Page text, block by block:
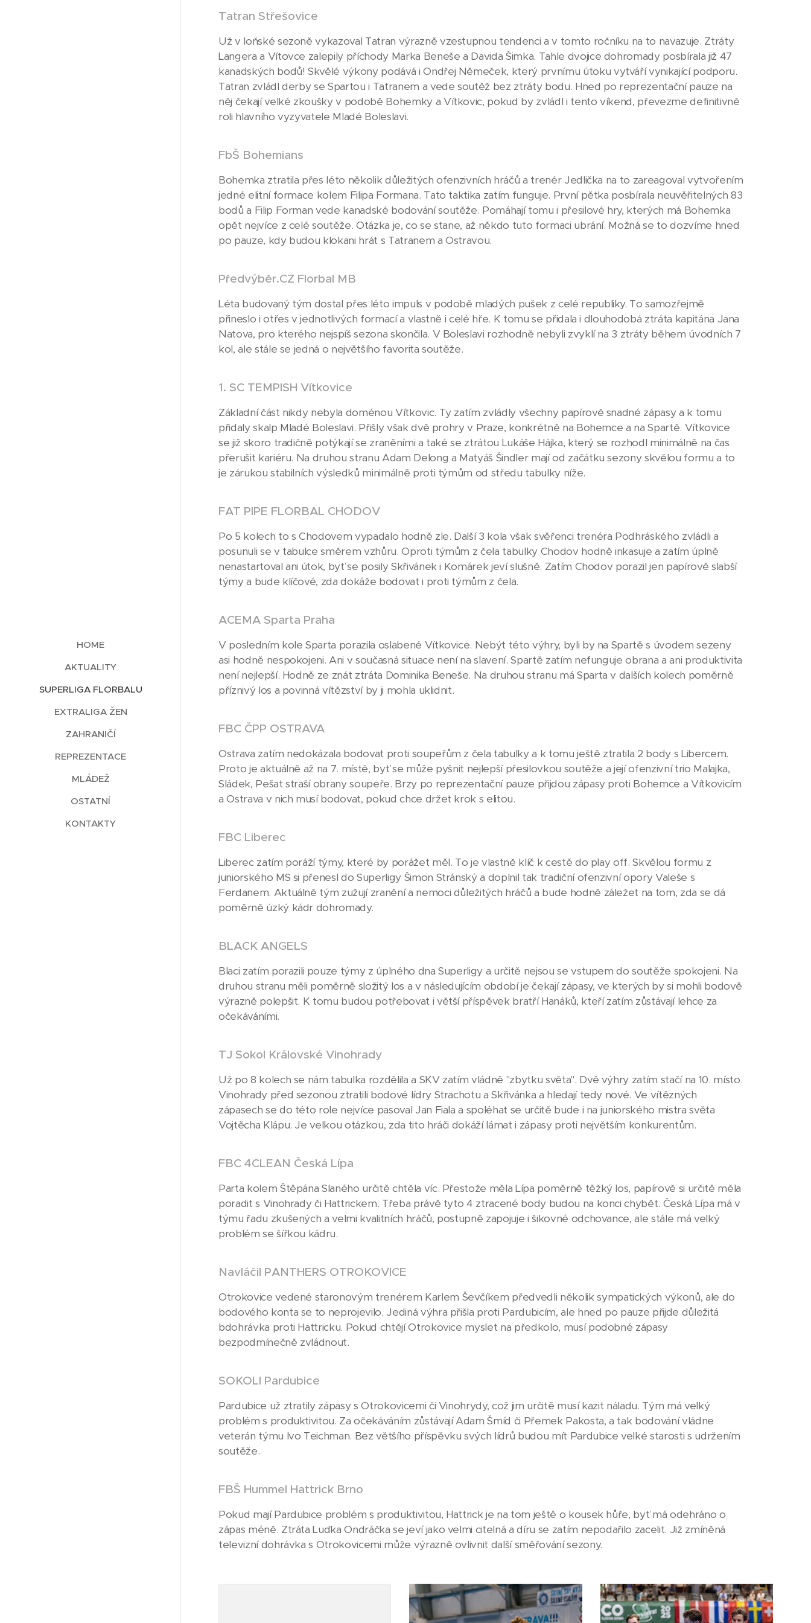
HOME
AKTUALITY
SUPERLIGA FLORBALU
EXTRALIGA ŽEN
ZAHRANIČÍ
REPREZENTACE
MLÁDEŽ
OSTATNÍ
KONTAKTY
Tatran Střešovice
Už v loňské sezoně vykazoval Tatran výrazně vzestupnou tendenci a v tomto ročníku na to navazuje. Ztráty
Langera a Vítovce zalepily příchody Marka Beneše a Davida Šimka. Tahle dvojice dohromady posbírala již 47
kanadských bodů! Skvělé výkony podává i Ondřej Němeček, který prvnímu útoku vytváří vynikající podporu.
Tatran zvládl derby se Spartou i Tatranem a vede soutěž bez ztráty bodu. Hned po reprezentační pauze na
něj čekají velké zkoušky v podobě Bohemky a Vítkovic, pokud by zvládl i tento víkend, převezme definitivně
roli hlavního vyzyvatele Mladé Boleslavi.
FbŠ Bohemians
Bohemka ztratila přes léto několik důležitých ofenzivních hráčů a trenér Jedlička na to zareagoval vytvořením
jedné elitní formace kolem Filipa Formana. Tato taktika zatím funguje. První pětka posbírala neuvěřitelných 83
bodů a Filip Forman vede kanadské bodování soutěže. Pomáhají tomu i přesilové hry, kterých má Bohemka
opět nejvíce z celé soutěže. Otázka je, co se stane, až někdo tuto formaci ubrání. Možná se to dozvíme hned
po pauze, kdy budou klokani hrát s Tatranem a Ostravou.
Předvýběr.CZ Florbal MB
Léta budovaný tým dostal přes léto impuls v podobě mladých pušek z celé republiky. To samozřejmě
přineslo i otřes v jednotlivých formací a vlastně i celé hře. K tomu se přidala i dlouhodobá ztráta kapitána Jana
Natova, pro kterého nejspíš sezona skončila. V Boleslavi rozhodně nebyli zvyklí na 3 ztráty během úvodních 7
kol, ale stále se jedná o největšího favorita soutěže.
1. SC TEMPISH Vítkovice
Základní část nikdy nebyla doménou Vítkovic. Ty zatím zvládly všechny papírově snadné zápasy a k tomu
přidaly skalp Mladé Boleslavi. Přišly však dvě prohry v Praze, konkrétně na Bohemce a na Spartě. Vítkovice
se již skoro tradičně potýkají se zraněními a také se ztrátou Lukáše Hájka, který se rozhodl minimálně na čas
přerušit kariéru. Na druhou stranu Adam Delong a Matyáš Šindler mají od začátku sezony skvělou formu a to
je zárukou stabilních výsledků minimálně proti týmům od středu tabulky níže.
FAT PIPE FLORBAL CHODOV
Po 5 kolech to s Chodovem vypadalo hodně zle. Další 3 kola však svěřenci trenéra Podhráského zvládli a
posunuli se v tabulce směrem vzhůru. Oproti týmům z čela tabulky Chodov hodně inkasuje a zatím úplně
nenastartoval ani útok, byť se posily Skřivánek i Komárek jeví slušně. Zatím Chodov porazil jen papírově slabší
týmy a bude klíčové, zda dokáže bodovat i proti týmům z čela.
ACEMA Sparta Praha
V posledním kole Sparta porazila oslabené Vítkovice. Nebýt této výhry, byli by na Spartě s úvodem sezeny
asi hodně nespokojeni. Ani v současná situace není na slavení. Spartě zatím nefunguje obrana a ani produktivita
není nejlepší. Hodně ze znát ztráta Dominika Beneše. Na druhou stranu má Sparta v dalších kolech poměrně
příznivý los a povinná vítězství by ji mohla uklidnit.
FBC ČPP OSTRAVA
Ostrava zatím nedokázala bodovat proti soupeřům z čela tabulky a k tomu ještě ztratila 2 body s Libercem.
Proto je aktuálně až na 7. místě, byť se může pyšnit nejlepší přesilovkou soutěže a její ofenzivní trio Malajka,
Sládek, Pešat straší obrany soupeře. Brzy po reprezentační pauze přijdou zápasy proti Bohemce a Vítkovicím
a Ostrava v nich musí bodovat, pokud chce držet krok s elitou.
FBC Liberec
Liberec zatím poráží týmy, které by porážet měl. To je vlastně klíč k cestě do play off. Skvělou formu z
juniorského MS si přenesl do Superligy Šimon Stránský a doplnil tak tradiční ofenzivní opory Valeše s
Ferdanem. Aktuálně tým zužují zranění a nemoci důležitých hráčů a bude hodně záležet na tom, zda se dá
poměrně úzký kádr dohromady.
BLACK ANGELS
Blaci zatím porazili pouze týmy z úplného dna Superligy a určitě nejsou se vstupem do soutěže spokojeni. Na
druhou stranu měli poměrně složitý los a v následujícím období je čekají zápasy, ve kterých by si mohli bodově
výrazně polepšit. K tomu budou potřebovat i větší příspěvek bratří Hanáků, kteří zatím zůstávají lehce za
očekáváními.
TJ Sokol Královské Vinohrady
Už po 8 kolech se nám tabulka rozdělila a SKV zatím vládně "zbytku světa". Dvě výhry zatím stačí na 10. místo.
Vinohrady před sezonou ztratili bodové lídry Strachotu a Skřivánka a hledají tedy nové. Ve vítězných
zápasech se do této role nejvíce pasoval Jan Fiala a spoléhat se určitě bude i na juniorského mistra světa
Vojtěcha Klápu. Je velkou otázkou, zda tito hráči dokáží lámat i zápasy proti největším konkurentům.
FBC 4CLEAN Česká Lípa
Parta kolem Štěpána Slaného určitě chtěla víc. Přestože měla Lípa poměrně těžký los, papírově si určitě měla
poradit s Vinohrady či Hattrickem. Třeba právě tyto 4 ztracené body budou na konci chybět. Česká Lípa má v
týmu řadu zkušených a velmi kvalitních hráčů, postupně zapojuje i šikovné odchovance, ale stále má velký
problém se šířkou kádru.
Navláčil PANTHERS OTROKOVICE
Otrokovice vedené staronovým trenérem Karlem Ševčíkem předvedli několik sympatických výkonů, ale do
bodového konta se to neprojevilo. Jediná výhra přišla proti Pardubicím, ale hned po pauze přijde důležitá
bdohrávka proti Hattricku. Pokud chtějí Otrokovice myslet na předkolo, musí podobné zápasy
bezpodmínečně zvládnout.
SOKOLI Pardubice
Pardubice už ztratily zápasy s Otrokovicemi či Vinohrydy, což jim určitě musí kazit náladu. Tým má velký
problém s produktivitou. Za očekáváním zůstávají Adam Šmíd či Přemek Pakosta, a tak bodování vládne
veterán týmu Ivo Teichman. Bez většího příspěvku svých lídrů budou mít Pardubice velké starosti s udržením
soutěže.
FBŠ Hummel Hattrick Brno
Pokud mají Pardubice problém s produktivitou, Hattrick je na tom ještě o kousek hůře, byť má odehráno o
zápas méně. Ztráta Luďka Ondráčka se jeví jako velmi citelná a díru se zatím nepodařilo zacelit. Již zmíněná
televizní dohrávka s Otrokovicemi může výrazně ovlivnit další směřování sezony.